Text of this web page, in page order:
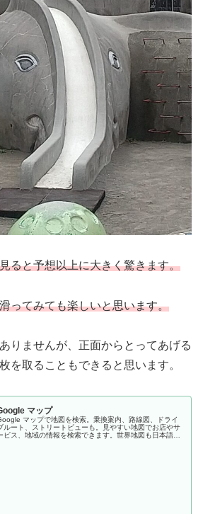
ると予想以上に大きく驚きます。
ってみても楽しいと思います。
りませんが、正面からとってあげる
を取ることもできると思います。
マップ
マップで地図を検索。乗換案内、路線図、ドライ
ルート、ストリートビューも。見やすい地図でお店やサ
ビス、地域の情報を検索できます。世界地図も日本語